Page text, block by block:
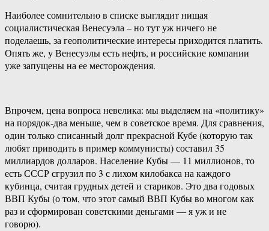
Наиболее сомнительно в списке выглядит нищая
социалистическая Венесуэла – но тут уж ничего не
поделаешь, за геополитические интересы приходится платить.
Опять же, у Венесуэлы есть нефть, и российские компании
уже запущены на ее месторождения.
Впрочем, цена вопроса невелика: мы выделяем на «политику»
на порядок-два меньше, чем в советское время. Для сравнения,
один только списанный долг прекрасной Кубе (которую так
любят приводить в пример коммунисты) составил 35
миллиардов долларов. Население Кубы — 11 миллионов, то
есть СССР сгрузил по 3 с лихом килобакса на каждого
кубинца, считая грудных детей и стариков. Это два годовых
ВВП Кубы (о том, что этот самый ВВП Кубы во многом как
раз и сформирован советскими деньгами — я уж и не
говорю).